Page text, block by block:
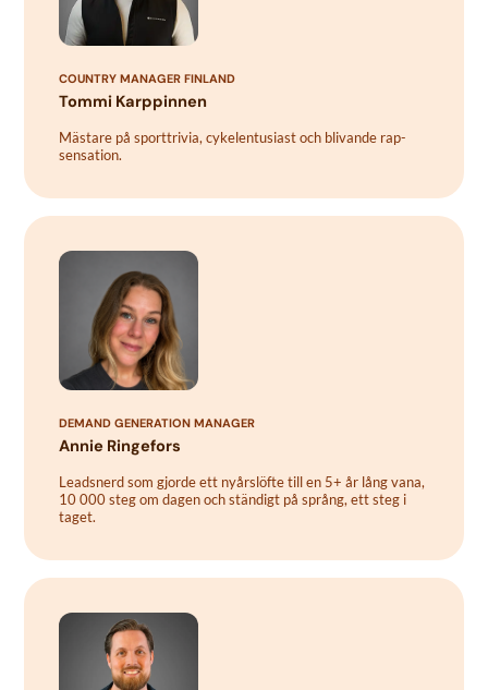
COUNTRY MANAGER FINLAND
Tommi Karppinnen
Mästare på sporttrivia, cykelentusiast och blivande rap-
sensation.
DEMAND GENERATION MANAGER
Annie Ringefors
Leadsnerd som gjorde ett nyårslöfte till en 5+ år lång vana,
10 000 steg om dagen och ständigt på språng, ett steg i
taget.